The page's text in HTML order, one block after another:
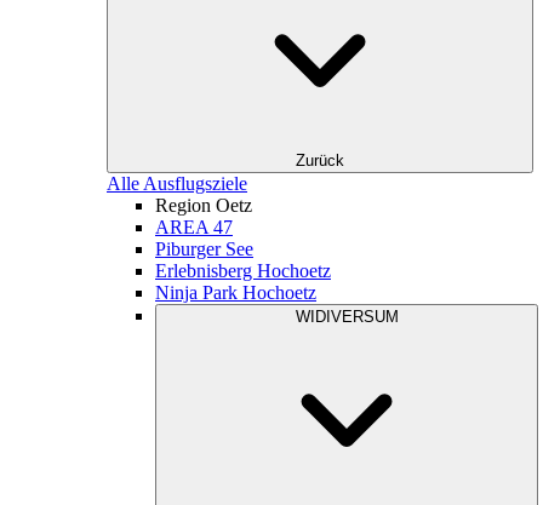
Zurück
Alle Ausflugsziele
Region Oetz
AREA 47
Piburger See
Erlebnisberg Hochoetz
Ninja Park Hochoetz
WIDIVERSUM